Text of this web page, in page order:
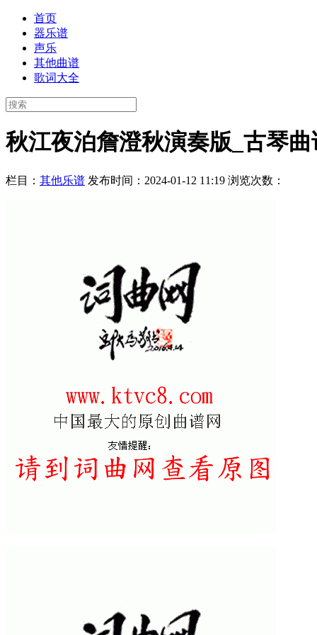
首页
器乐谱
声乐
其他曲谱
歌词大全
秋江夜泊詹澄秋演奏版_古琴曲
栏目： 其他乐谱 发布时间：2024-01-12 11:19 浏览次数：